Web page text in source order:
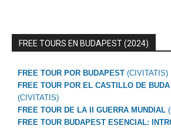
FREE TOURS EN BUDAPEST (2024)
FREE TOUR POR BUDAPEST (CIVITATIS)
FREE TOUR POR EL CASTILLO DE BUDA
(CIVITATIS)
FREE TOUR DE LA II GUERRA MUNDIAL
FREE TOUR BUDAPEST ESENCIAL: